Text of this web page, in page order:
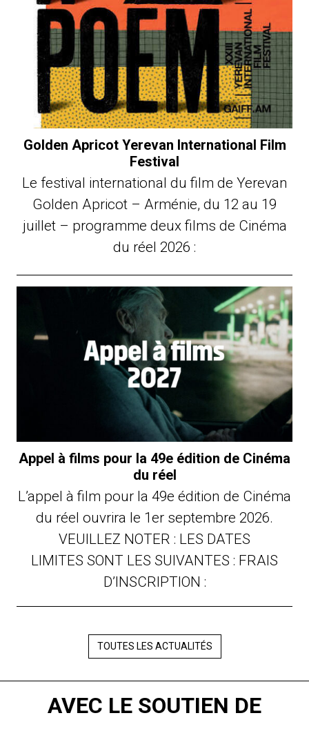
Golden Apricot Yerevan International Film
Festival
Le festival international du film de Yerevan
Golden Apricot – Arménie, du 12 au 19
juillet – programme deux films de Cinéma
du réel 2026 :
Appel à films pour la 49e édition de Cinéma
du réel
L’appel à film pour la 49e édition de Cinéma
du réel ouvrira le 1er septembre 2026.
VEUILLEZ NOTER : LES DATES
LIMITES SONT LES SUIVANTES : FRAIS
D’INSCRIPTION :
TOUTES LES ACTUALITÉS
AVEC LE SOUTIEN DE